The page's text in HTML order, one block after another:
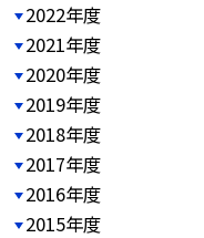
2022年度
2021年度
2020年度
2019年度
2018年度
2017年度
2016年度
2015年度